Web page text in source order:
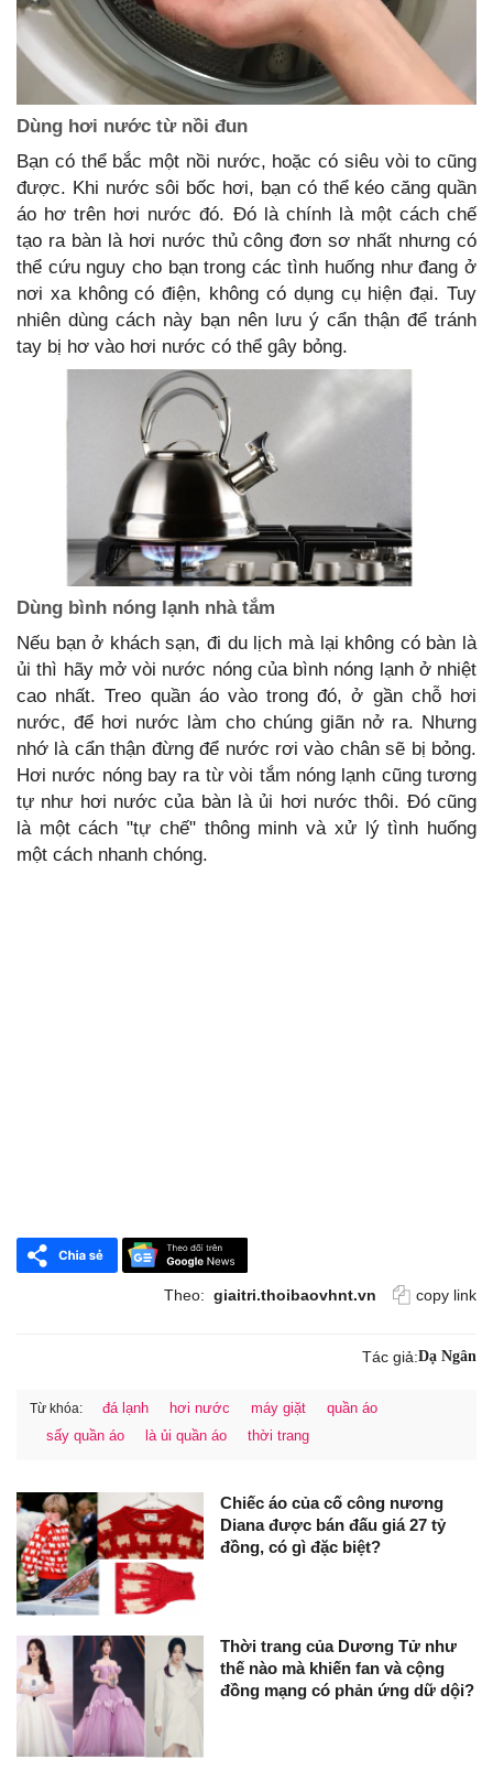
Dùng hơi nước từ nồi đun
Bạn có thể bắc một nồi nước, hoặc có siêu vòi to cũng
được. Khi nước sôi bốc hơi, bạn có thể kéo căng quần
áo hơ trên hơi nước đó. Đó là chính là một cách chế
tạo ra bàn là hơi nước thủ công đơn sơ nhất nhưng có
thể cứu nguy cho bạn trong các tình huống như đang ở
nơi xa không có điện, không có dụng cụ hiện đại. Tuy
nhiên dùng cách này bạn nên lưu ý cẩn thận để tránh
tay bị hơ vào hơi nước có thể gây bỏng.
Dùng bình nóng lạnh nhà tắm
Nếu bạn ở khách sạn, đi du lịch mà lại không có bàn là
ủi thì hãy mở vòi nước nóng của bình nóng lạnh ở nhiệt
cao nhất. Treo quần áo vào trong đó, ở gần chỗ hơi
nước, để hơi nước làm cho chúng giãn nở ra. Nhưng
nhớ là cẩn thận đừng để nước rơi vào chân sẽ bị bỏng.
Hơi nước nóng bay ra từ vòi tắm nóng lạnh cũng tương
tự như hơi nước của bàn là ủi hơi nước thôi. Đó cũng
là một cách "tự chế" thông minh và xử lý tình huống
một cách nhanh chóng.
Theo: giaitri.thoibaovhnt.vn copy link
Tác giả:Dạ Ngân
Từ khóa: đá lạnh hơi nước máy giặt
quần áo
sấy quần áo
là ủi quần áo thời trang
Chiếc áo của cố công nương
Diana được bán đấu giá 27 tỷ
đồng, có gì đặc biệt?
Thời trang của Dương Tử như
thế nào mà khiến fan và cộng
đồng mạng có phản ứng dữ dội?